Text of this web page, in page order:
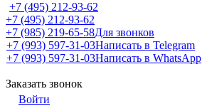
+7 (495) 212-93-62
+7 (495) 212-93-62
+7 (985) 219-65-58Для звонков
+7 (993) 597-31-03Написать в Telegram
+7 (993) 597-31-03Написать в WhatsApp
Заказать звонок
Войти